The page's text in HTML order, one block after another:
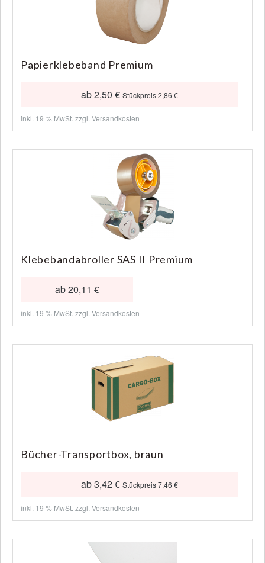
Papierklebeband Premium
ab 2,50 € Stückpreis 2,86 €
inkl. 19 % MwSt. zzgl. Versandkosten
Klebebandabroller SAS II Premium
ab 20,11 €
inkl. 19 % MwSt. zzgl. Versandkosten
Bücher-Transportbox, braun
ab 3,42 € Stückpreis 7,46 €
inkl. 19 % MwSt. zzgl. Versandkosten